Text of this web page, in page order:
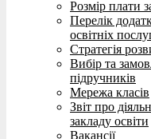
Розмір плати
Перелік
освітніх
Стратегія
Вибір та
підручників
Мережа класів
Звіт про
закладу освіти
Вакансії